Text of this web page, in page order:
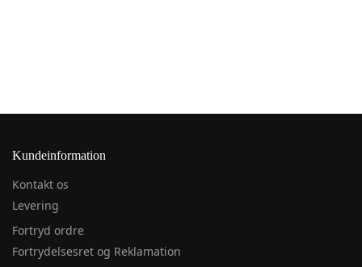
Kundeinformation
Kontakt os
Levering
Fortryd ordre
Fortrydelsesret og Reklamation